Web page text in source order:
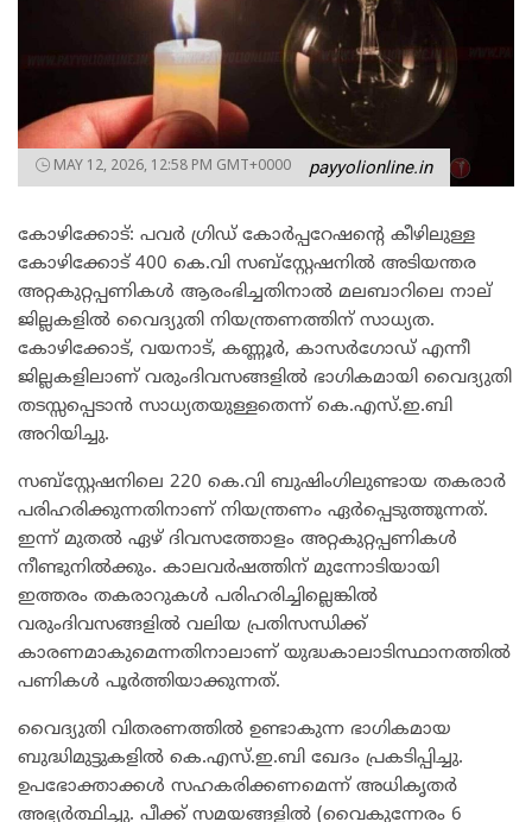
MAY 12, 2026, 12:58 PM GMT+0000 payyolionline.in
കോഴിക്കോട്: പവർ ഗ്രിഡ് കോർപ്പറേഷന്റെ കീഴിലുള്ള
കോഴിക്കോട് 400 കെ.വി സബ്സ്റ്റേഷനിൽ അടിയന്തര
അറ്റകുറ്റപ്പണികൾ ആരംഭിച്ചതിനാൽ മലബാറിലെ നാല്
ജില്ലകളിൽ വൈദ്യുതി നിയന്ത്രണത്തിന് സാധ്യത.
കോഴിക്കോട്, വയനാട്, കണ്ണൂർ, കാസർഗോഡ് എന്നീ
ജില്ലകളിലാണ് വരുംദിവസങ്ങളിൽ ഭാഗികമായി വൈദ്യുതി
തടസ്സപ്പെടാൻ സാധ്യതയുള്ളതെന്ന് കെ.എസ്.ഇ.ബി
അറിയിച്ചു.
സബ്സ്റ്റേഷനിലെ 220 കെ.വി ബുഷിംഗിലുണ്ടായ തകരാർ
പരിഹരിക്കുന്നതിനാണ് നിയന്ത്രണം ഏർപ്പെടുത്തുന്നത്.
ഇന്ന് മുതൽ ഏഴ് ദിവസത്തോളം അറ്റകുറ്റപ്പണികൾ
നീണ്ടുനിൽക്കും. കാലവർഷത്തിന് മുന്നോടിയായി
ഇത്തരം തകരാറുകൾ പരിഹരിച്ചില്ലെങ്കിൽ
വരുംദിവസങ്ങളിൽ വലിയ പ്രതിസന്ധിക്ക്
കാരണമാകുമെന്നതിനാലാണ് യുദ്ധകാലാടിസ്ഥാനത്തിൽ
പണികൾ പൂർത്തിയാക്കുന്നത്.
വൈദ്യുതി വിതരണത്തിൽ ഉണ്ടാകുന്ന ഭാഗികമായ
ബുദ്ധിമുട്ടുകളിൽ കെ.എസ്.ഇ.ബി ഖേദം പ്രകടിപ്പിച്ചു.
ഉപഭോക്താക്കൾ സഹകരിക്കണമെന്ന് അധികൃതർ
അഭ്യർത്ഥിച്ചു. പീക്ക് സമയങ്ങളിൽ (വൈകുന്നേരം 6